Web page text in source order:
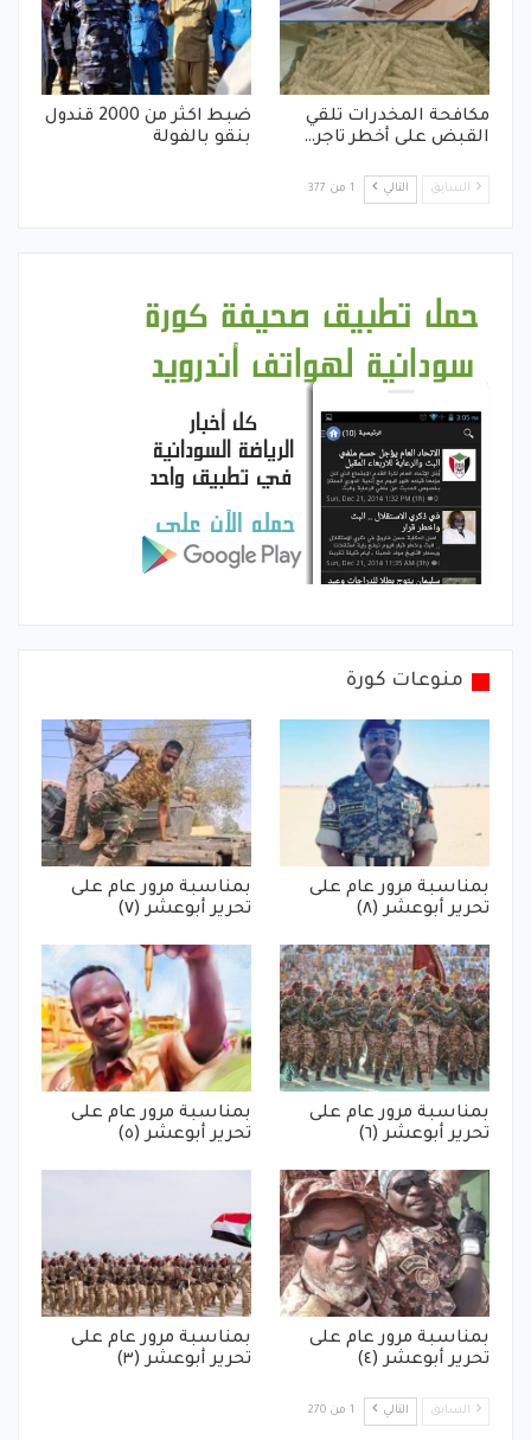
مكافحة المخدرات تلقي
القبض على أخطر تاجر…
ضبط اكثر من 2000 قندول
بنقو بالفولة
السابق التالي 1 من 377
منوعات كورة
بمناسبة مرور عام على
تحرير أبوعشر (٨)
بمناسبة مرور عام على
تحرير أبوعشر (٧)
بمناسبة مرور عام على
تحرير أبوعشر (٦)
بمناسبة مرور عام على
تحرير أبوعشر (٥)
بمناسبة مرور عام على
تحرير أبوعشر (٤)
بمناسبة مرور عام على
تحرير أبوعشر (٣)
السابق التالي 1 من 270